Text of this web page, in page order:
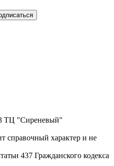
ТЦ "Сиреневый"
справочный характер и не
437 Гражданского кодекса